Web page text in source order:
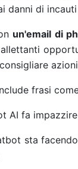
danni di
un'email di
frasi
AI fa
sta